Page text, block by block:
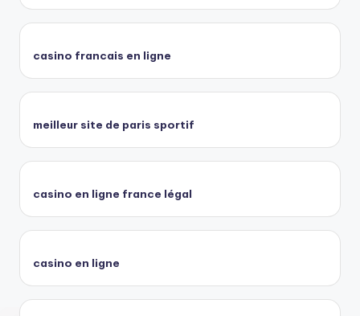
casino francais en ligne
meilleur site de paris sportif
casino en ligne france légal
casino en ligne